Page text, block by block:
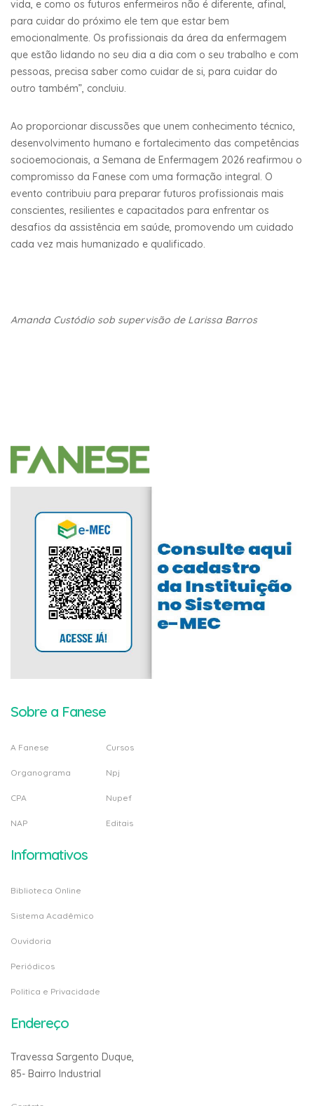
vida, e como os futuros enfermeiros não é diferente, afinal,
para cuidar do próximo ele tem que estar bem
emocionalmente. Os profissionais da área da enfermagem
que estão lidando no seu dia a dia com o seu trabalho e com
pessoas, precisa saber como cuidar de si, para cuidar do
outro também”, concluiu.
Ao proporcionar discussões que unem conhecimento técnico,
desenvolvimento humano e fortalecimento das competências
socioemocionais, a Semana de Enfermagem 2026 reafirmou o
compromisso da Fanese com uma formação integral. O
evento contribuiu para preparar futuros profissionais mais
conscientes, resilientes e capacitados para enfrentar os
desafios da assistência em saúde, promovendo um cuidado
cada vez mais humanizado e qualificado.
Amanda Custódio sob supervisão de Larissa Barros
Sobre a Fanese
A Fanese
Organograma
CPA
NAP
Cursos
Npj
Nupef
Editais
Informativos
Biblioteca Online
Sistema Acadêmico
Ouvidoria
Periódicos
Politica e Privacidade
Endereço
Travessa Sargento Duque,
85- Bairro Industrial